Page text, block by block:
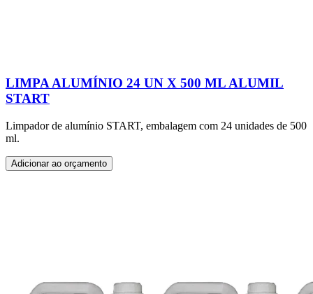
LIMPA ALUMÍNIO 24 UN X 500 ML ALUMIL
START
Limpador de alumínio START, embalagem com 24 unidades de 500
ml.
Adicionar ao orçamento